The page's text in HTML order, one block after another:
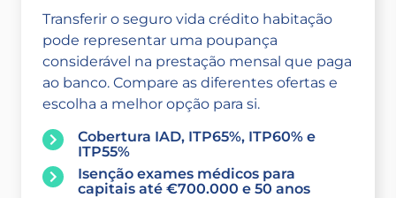
Transferir o seguro vida crédito habitação
pode representar uma poupança
considerável na prestação mensal que paga
ao banco. Compare as diferentes ofertas e
escolha a melhor opção para si.
Cobertura IAD, ITP65%, ITP60% e
ITP55%
Isenção exames médicos para
capitais até €700.000 e 50 anos